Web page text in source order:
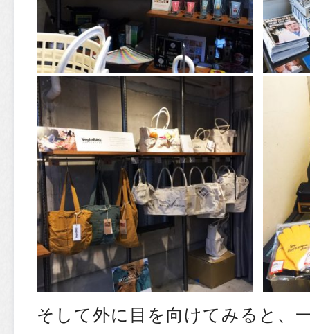
そして外に目を向けてみると、